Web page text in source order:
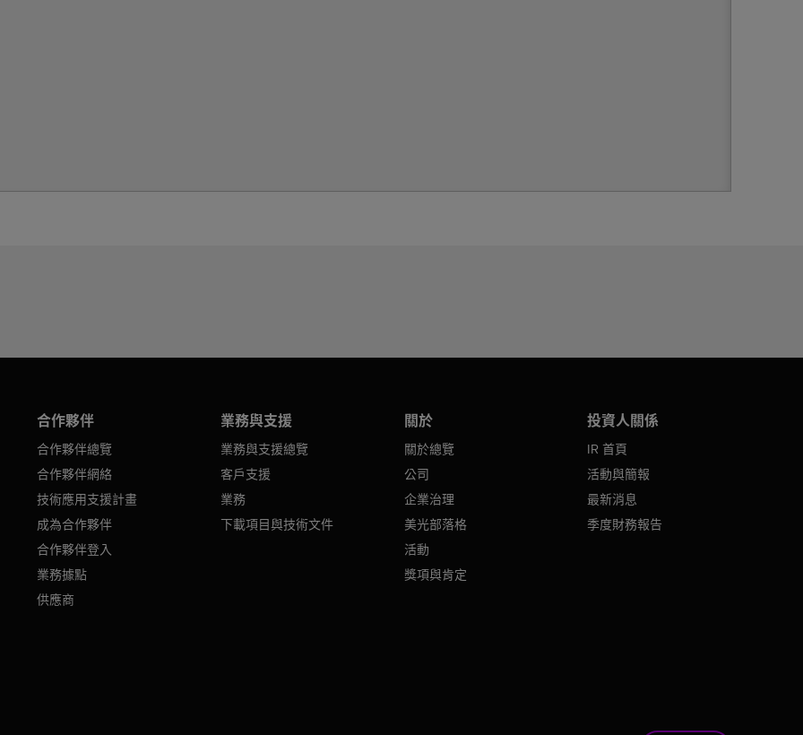
合作夥伴
合作夥伴總覽
合作夥伴網絡
技術應用支援計畫
成為合作夥伴
合作夥伴登入
業務據點
供應商
業務與支援
業務與支援總覽
客戶支援
業務
下載項目與技術文件
關於
關於總覽
公司
企業治理
美光部落格
活動
獎項與肯定
投資人關係
IR 首頁
活動與簡報
最新消息
季度財務報告